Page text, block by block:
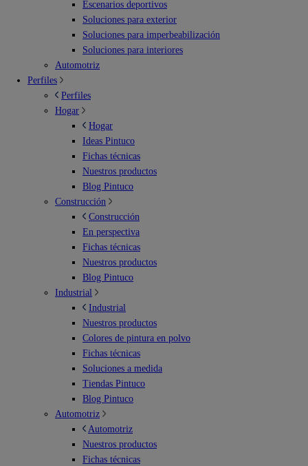
Escenarios deportivos
Soluciones para exterior
Soluciones para imperbeabilización
Soluciones para interiores
Automotriz
Perfiles
Perfiles
Hogar
Hogar
Ideas Pintuco
Fichas técnicas
Nuestros productos
Blog Pintuco
Construcción
Construcción
En perspectiva
Fichas técnicas
Nuestros productos
Blog Pintuco
Industrial
Industrial
Nuestros productos
Colores de pintura en polvo
Fichas técnicas
Soluciones a medida
Tiendas Pintuco
Blog Pintuco
Automotriz
Automotriz
Nuestros productos
Fichas técnicas